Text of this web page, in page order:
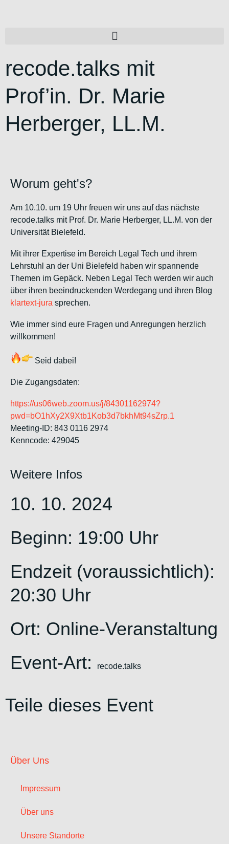
recode.talks mit
Prof’in. Dr. Marie
Herberger, LL.M.
Worum geht's?
Am 10.10. um 19 Uhr freuen wir uns auf das nächste
recode.talks mit Prof. Dr. Marie Herberger, LL.M. von der
Universität Bielefeld.
Mit ihrer Expertise im Bereich Legal Tech und ihrem
Lehrstuhl an der Uni Bielefeld haben wir spannende
Themen im Gepäck. Neben Legal Tech werden wir auch
über ihren beeindruckenden Werdegang und ihren Blog
klartext-jura sprechen.
Wie immer sind eure Fragen und Anregungen herzlich
willkommen!
Seid dabei!
Die Zugangsdaten:
https://us06web.zoom.us/j/84301162974?
pwd=bO1hXy2X9Xtb1Kob3d7bkhMt94sZrp.1
Meeting-ID: 843 0116 2974
Kenncode: 429045
Weitere Infos
10. 10. 2024
Beginn: 19:00 Uhr
Endzeit (voraussichtlich):
20:30 Uhr
Ort: Online-Veranstaltung
Event-Art:
recode.talks
Teile dieses Event
Über Uns
Impressum
Über uns
Unsere Standorte